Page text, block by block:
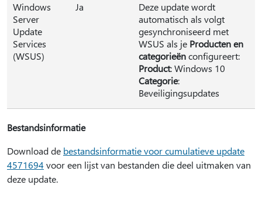
Windows
Server
Update
Services
(WSUS)
Ja
Deze update wordt
automatisch als volgt
gesynchroniseerd met
WSUS als je Producten en
categorieënconfigureert:
Product: Windows 10
Categorie:
Beveiligingsupdates
Bestandsinformatie
Download de bestandsinformatie voor cumulatieve update
4571694 voor een lijst van bestanden die deel uitmaken van
deze update.